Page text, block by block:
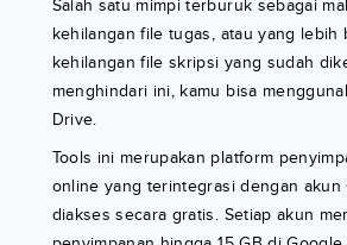
Salah satu mimpi terburuk sebagai
kehilangan file tugas, atau yang lebih
kehilangan file skripsi yang sudah
menghindari ini, kamu bisa
Drive.
Tools ini merupakan platform
online yang terintegrasi dengan akun
diakses secara gratis. Setiap akun